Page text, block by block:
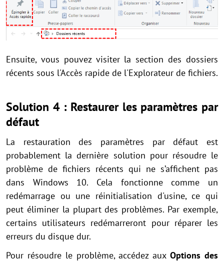
Ensuite, vous pouvez visiter la section des dossiers
récents sous l'Accès rapide de l'Explorateur de fichiers.
Solution 4 : Restaurer les paramètres par
défaut
La restauration des paramètres par défaut est
probablement la dernière solution pour résoudre le
problème de fichiers récents qui ne s’affichent pas
dans Windows 10. Cela fonctionne comme un
redémarrage ou une réinitialisation d'usine, ce qui
peut éliminer la plupart des problèmes. Par exemple,
certains utilisateurs redémarreront pour réparer les
erreurs du disque dur.
Pour résoudre le problème, accédez auxOptions des